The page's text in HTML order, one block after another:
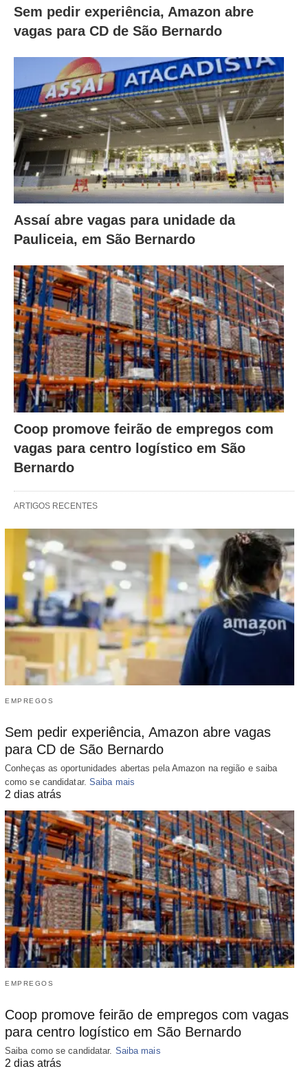
Sem pedir experiência, Amazon abre
vagas para CD de São Bernardo
Assaí abre vagas para unidade da
Pauliceia, em São Bernardo
Coop promove feirão de empregos com
vagas para centro logístico em São
Bernardo
ARTIGOS RECENTES
EMPREGOS
Sem pedir experiência, Amazon abre vagas
para CD de São Bernardo
Conheças as oportunidades abertas pela Amazon na região e saiba
como se candidatar. Saiba mais
2 dias atrás
EMPREGOS
Coop promove feirão de empregos com vagas
para centro logístico em São Bernardo
Saiba como se candidatar. Saiba mais
2 dias atrás